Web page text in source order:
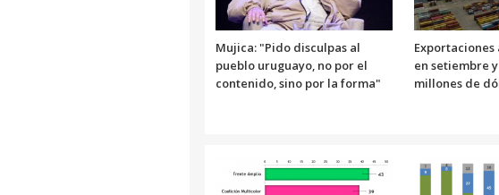
Mujica: "Pido disculpas al
pueblo uruguayo, no por el
contenido, sino por la forma"
Exportaciones
en setiembre
millones de